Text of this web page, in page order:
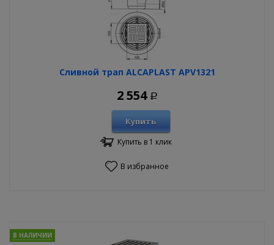
Сливной трап ALCAPLAST APV1321
2 554 Р
Купить
Купить в 1 клик
В избранное
В НАЛИЧИИ